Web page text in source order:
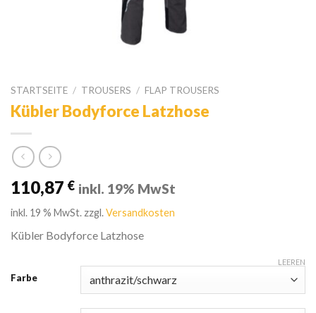
STARTSEITE / TROUSERS / FLAP TROUSERS
Kübler Bodyforce Latzhose
110,87 € inkl. 19% MwSt
inkl. 19 % MwSt.zzgl.Versandkosten
Kübler Bodyforce Latzhose
Farbe
LEEREN